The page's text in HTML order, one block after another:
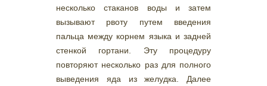
несколько стаканов воды и затем
вызывают рвоту путем введения
пальца между корнем языка и задней
стенкой гортани. Эту процедуру
повторяют несколько раз для полного
выведения яда из желудка. Далее